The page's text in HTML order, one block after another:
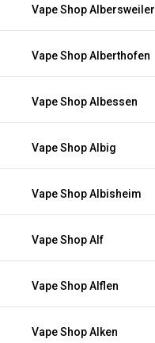
Vape Shop Albersweiler
Vape Shop Alberthofen
Vape Shop Albessen
Vape Shop Albig
Vape Shop Albisheim
Vape Shop Alf
Vape Shop Alflen
Vape Shop Alken